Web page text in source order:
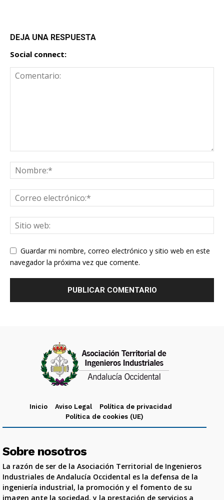
DEJA UNA RESPUESTA
Social connect:
Guardar mi nombre, correo electrónico y sitio web en este
navegador la próxima vez que comente.
Inicio Aviso Legal
Política de privacidad
Política de cookies (UE)
Sobre nosotros
La razón de ser de la Asociación Territorial de Ingenieros
Industriales de Andalucía Occidental es la defensa de la
ingeniería industrial, la promoción y el fomento de su
imagen ante la sociedad, y la prestación de servicios a